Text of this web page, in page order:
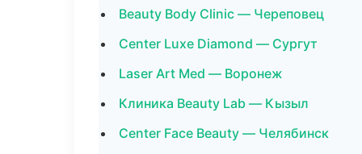
Beauty Body Clinic — Череповец
Center Luxe Diamond — Сургут
Laser Art Med — Воронеж
Клиника Beauty Lab — Кызыл
Center Face Beauty — Челябинск